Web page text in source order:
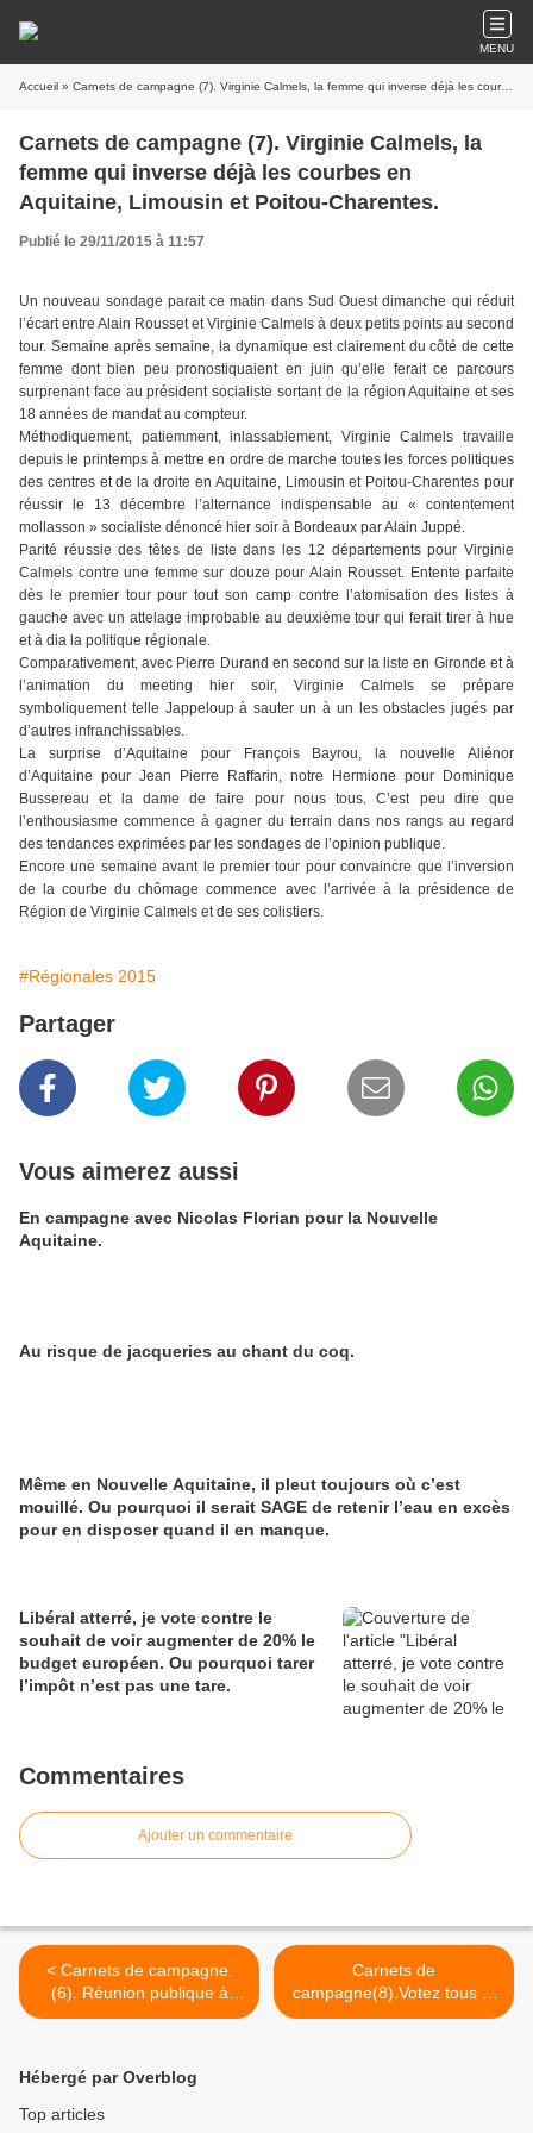
MENU
Accueil » Carnets de campagne (7). Virginie Calmels, la femme qui inverse déjà les courbes en Aquitaine, Limousin et Poitou-Charentes.
Carnets de campagne (7). Virginie Calmels, la
femme qui inverse déjà les courbes en
Aquitaine, Limousin et Poitou-Charentes.
Publié le 29/11/2015 à 11:57
Un nouveau sondage parait ce matin dans Sud Ouest dimanche qui réduit
l’écart entre Alain Rousset et Virginie Calmels à deux petits points au second
tour. Semaine après semaine, la dynamique est clairement du côté de cette
femme dont bien peu pronostiquaient en juin qu’elle ferait ce parcours
surprenant face au président socialiste sortant de la région Aquitaine et ses
18 années de mandat au compteur.
Méthodiquement, patiemment, inlassablement, Virginie Calmels travaille
depuis le printemps à mettre en ordre de marche toutes les forces politiques
des centres et de la droite en Aquitaine, Limousin et Poitou-Charentes pour
réussir le 13 décembre l’alternance indispensable au « contentement
mollasson » socialiste dénoncé hier soir à Bordeaux par Alain Juppé.
Parité réussie des têtes de liste dans les 12 départements pour Virginie
Calmels contre une femme sur douze pour Alain Rousset. Entente parfaite
dès le premier tour pour tout son camp contre l’atomisation des listes à
gauche avec un attelage improbable au deuxième tour qui ferait tirer à hue
et à dia la politique régionale.
Comparativement, avec Pierre Durand en second sur la liste en Gironde et à
l’animation du meeting hier soir, Virginie Calmels se prépare
symboliquement telle Jappeloup à sauter un à un les obstacles jugés par
d’autres infranchissables.
La surprise d’Aquitaine pour François Bayrou, la nouvelle Aliénor
d’Aquitaine pour Jean Pierre Raffarin, notre Hermione pour Dominique
Bussereau et la dame de faire pour nous tous. C’est peu dire que
l’enthousiasme commence à gagner du terrain dans nos rangs au regard
des tendances exprimées par les sondages de l’opinion publique.
Encore une semaine avant le premier tour pour convaincre que l’inversion
de la courbe du chômage commence avec l’arrivée à la présidence de
Région de Virginie Calmels et de ses colistiers.
#Régionales 2015
Partager
Vous aimerez aussi
En campagne avec Nicolas Florian pour la Nouvelle
Aquitaine.
Au risque de jacqueries au chant du coq.
Même en Nouvelle Aquitaine, il pleut toujours où c’est
mouillé. Ou pourquoi il serait SAGE de retenir l’eau en excès
pour en disposer quand il en manque.
Libéral atterré, je vote contre le
souhait de voir augmenter de 20% le
budget européen. Ou pourquoi tarer
l’impôt n’est pas une tare.
Commentaires
Ajouter un commentaire
< Carnets de campagne.
(6). Réunion publique à
Barbezieux vendredi 4
Carnets de
campagne(8).Votez tous et
toutes dimanche prochain.
Hébergé par Overblog
Top articles